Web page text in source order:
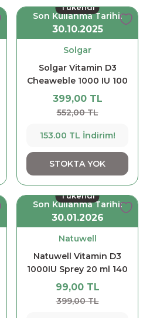
Tükendi
Son Kullanma Tarihi:
30.10.2025
Solgar
Solgar Vitamin D3
Cheaweble 1000 IU 100
Tablet - Çiğnenebilir
Form
399,00 TL
552,00 TL
153.00 TL İndirim!
STOKTA YOK
Tükendi
Son Kullanma Tarihi:
30.01.2026
Natuwell
Natuwell Vitamin D3
1000IU Sprey 20 ml 140
Puf Sprey
99,00 TL
399,00 TL